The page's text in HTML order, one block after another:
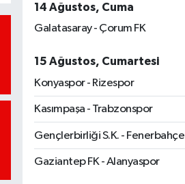
14 Ağustos, Cuma
Galatasaray - Çorum FK
15 Ağustos, Cumartesi
Konyaspor - Rizespor
Kasımpaşa - Trabzonspor
Gençlerbirliği S.K. - Fenerbahçe
Gaziantep FK - Alanyaspor